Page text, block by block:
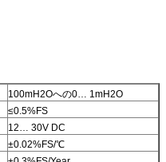
100mH2Oへの0… 1mH2O
≤0.5%FS
12… 30V DC
±0.02%FS/℃